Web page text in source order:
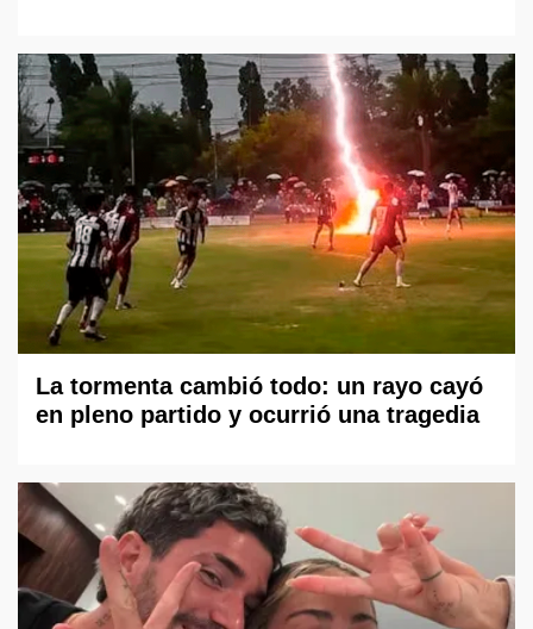
La tormenta cambió todo: un rayo cayó
en pleno partido y ocurrió una tragedia